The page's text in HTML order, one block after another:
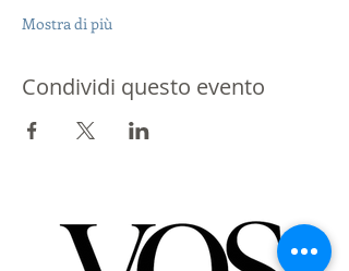
Mostra di più
Condividi questo evento